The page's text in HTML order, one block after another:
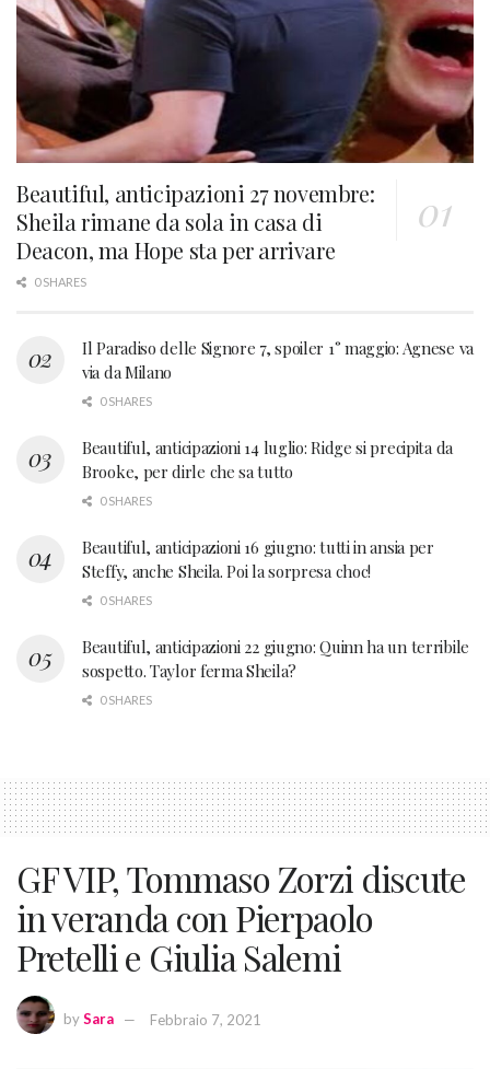
Beautiful, anticipazioni 27 novembre:
Sheila rimane da sola in casa di
Deacon, ma Hope sta per arrivare
0 SHARES
Il Paradiso delle Signore 7, spoiler 1° maggio: Agnese va
via da Milano
0 SHARES
Beautiful, anticipazioni 14 luglio: Ridge si precipita da
Brooke, per dirle che sa tutto
0 SHARES
Beautiful, anticipazioni 16 giugno: tutti in ansia per
Steffy, anche Sheila. Poi la sorpresa choc!
0 SHARES
Beautiful, anticipazioni 22 giugno: Quinn ha un terribile
sospetto. Taylor ferma Sheila?
0 SHARES
GF VIP, Tommaso Zorzi discute
in veranda con Pierpaolo
Pretelli e Giulia Salemi
bySara Febbraio 7, 2021